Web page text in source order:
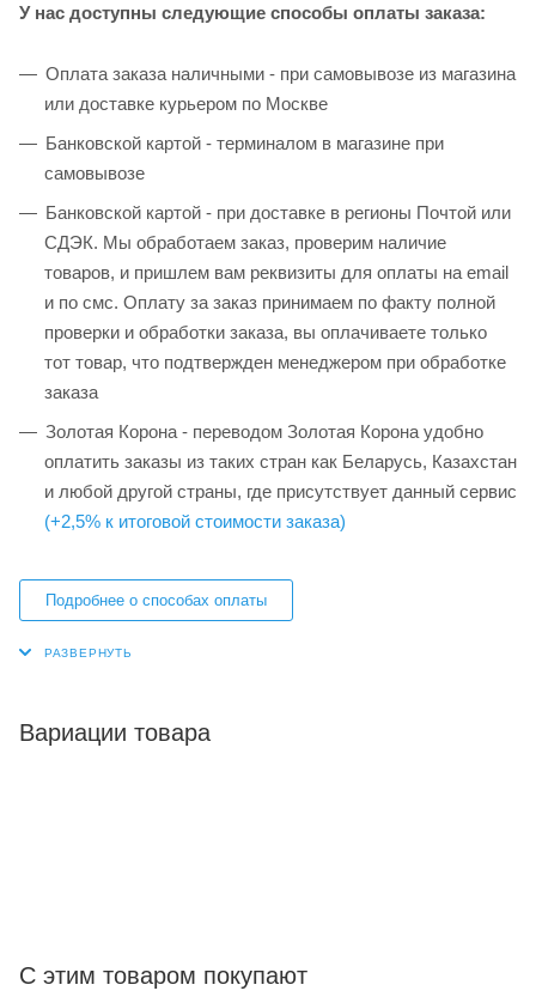
У нас доступны следующие способы оплаты заказа:
Оплата заказа наличными - при самовывозе из магазина
или доставке курьером по Москве
Банковской картой - терминалом в магазине при
самовывозе
Банковской картой - при доставке в регионы Почтой или
СДЭК. Мы обработаем заказ, проверим наличие
товаров, и пришлем вам реквизиты для оплаты на email
и по смс. Оплату за заказ принимаем по факту полной
проверки и обработки заказа, вы оплачиваете только
тот товар, что подтвержден менеджером при обработке
заказа
Золотая Корона - переводом Золотая Корона удобно
оплатить заказы из таких стран как Беларусь, Казахстан
и любой другой страны, где присутствует данный сервис
(+2,5% к итоговой стоимости заказа)
Подробнее о способах оплаты
Вариации товара
С этим товаром покупают